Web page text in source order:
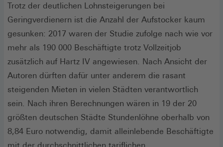
Trotz der deutlichen Lohnsteigerungen bei
Geringverdienern ist die Anzahl der Aufstocker kaum
gesunken: 2017 waren der Studie zufolge nach wie vor
mehr als 190 000 Beschäftigte trotz Vollzeitjob
zusätzlich auf Hartz IV angewiesen. Nach Ansicht der
Autoren dürften dafür unter anderem die rasant
steigenden Mieten in vielen Städten verantwortlich
sein. Nach ihren Berechnungen wären in 19 der 20
größten deutschen Städte Stundenlöhne oberhalb von
8,84 Euro notwendig, damit alleinlebende Beschäftigte
mit der durchschnittlichen tariflichen